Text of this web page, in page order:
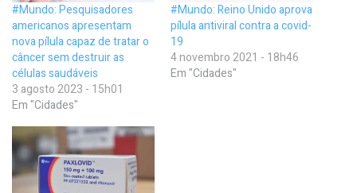
#Mundo: Pesquisadores
americanos apresentam
nova pílula capaz de tratar o
câncer sem destruir as
células saudáveis
3 agosto 2023 - 15h01
Em "Cidades"
#Mundo: Reino Unido aprova
pílula antiviral contra a covid-
19
4 novembro 2021 - 18h46
Em "Cidades"